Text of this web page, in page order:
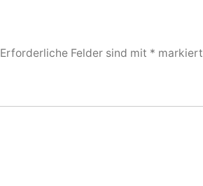
Erforderliche Felder sind mit * markiert